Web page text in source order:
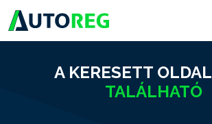
A KERESETT OLDAL
TALÁLHATÓ